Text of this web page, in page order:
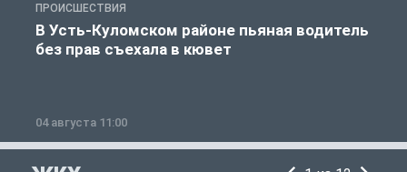
ПРОИСШЕСТВИЯ
В Усть-Куломском районе пьяная водитель
без прав съехала в кювет
04 августа 11:00